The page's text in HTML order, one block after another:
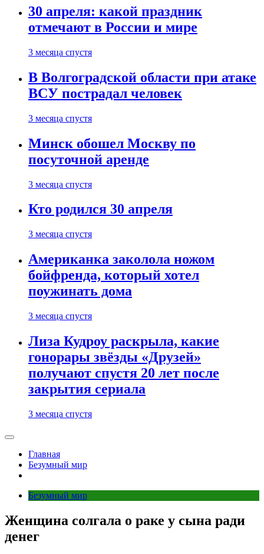
30 апреля: какой праздник
отмечают в России и мире
3 месяца спустя
В Волгоградской области при атаке
ВСУ пострадал человек
3 месяца спустя
Минск обошел Москву по
посуточной аренде
3 месяца спустя
Кто родился 30 апреля
3 месяца спустя
Американка заколола ножом
бойфренда, который хотел
поужинать дома
3 месяца спустя
Лиза Кудроу раскрыла, какие
гонорары звёзды «Друзей»
получают спустя 20 лет после
закрытия сериала
3 месяца спустя
Главная
Безумный мир
Безумный мир
Женщина солгала о раке у сына ради
денег